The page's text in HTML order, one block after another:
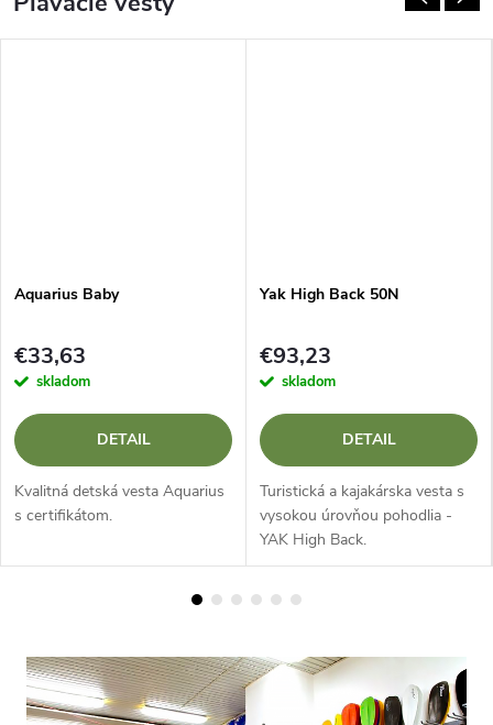
Aquarius Baby
€33,63
skladom
DETAIL
Kvalitná detská vesta Aquarius
s certifikátom.
Yak High Back 50N
€93,23
skladom
DETAIL
Turistická a kajakárska vesta s
vysokou úrovňou pohodlia -
YAK High Back.